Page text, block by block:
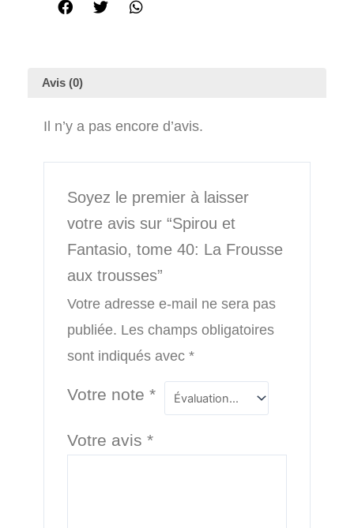
Avis (0)
Il n’y a pas encore d’avis.
Soyez le premier à laisser
votre avis sur “Spirou et
Fantasio, tome 40: La Frousse
aux trousses”
Votre adresse e-mail ne sera pas
publiée. Les champs obligatoires
sont indiqués avec*
Votre note*
Votre avis*